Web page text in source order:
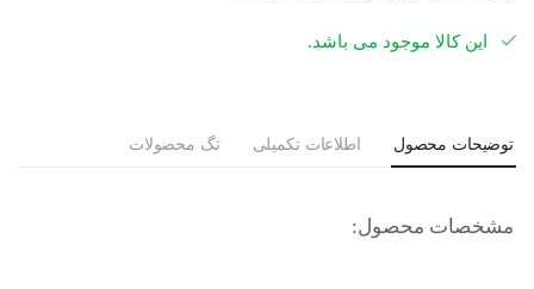
این کالا موجود می باشد.
توضیحات محصول اطلاعات تکمیلی تگ محصولات
مشخصات محصول: